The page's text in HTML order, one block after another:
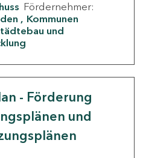
Fördernehmer:
Kommunen
und
- Förderung
und